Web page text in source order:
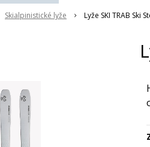
Skialpinistické lyže Lyže SKI TRAB Ski